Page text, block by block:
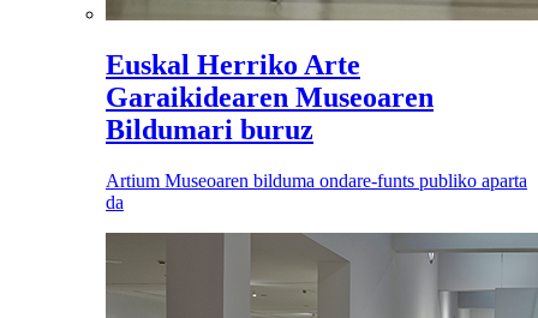
Euskal Herriko Arte
Garaikidearen Museoaren
Bildumari buruz
Artium Museoaren bilduma ondare-funts publiko aparta
da